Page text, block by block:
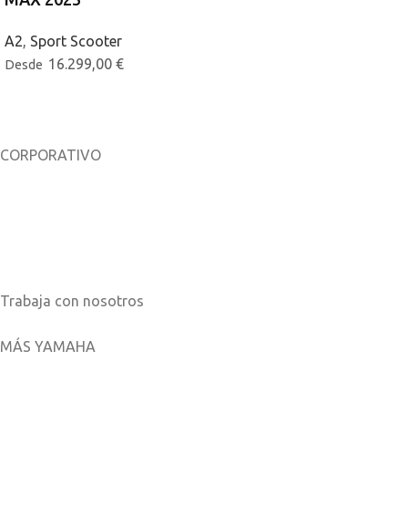
A2, Sport Scooter
Desde 16.299,00 €
CORPORATIVO
Trabaja con nosotros
MÁS YAMAHA